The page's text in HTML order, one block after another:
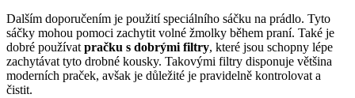
Dalším doporučením je použití speciálního sáčku na prádlo. Tyto
sáčky‌ mohou​ pomoci zachytit volné žmolky‌ během praní. Také je
dobré ⁢používatpračku s dobrými filtry, které jsou schopny lépe
zachytávat tyto drobné kousky. Takovými filtry disponuje⁢ většina
moderních‌ praček, avšak je důležité ⁢je pravidelně⁤ kontrolovat a
čistit.